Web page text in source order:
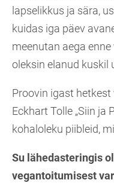
lapselikkus ja sära,
kuidas iga päev
meenutan aega
oleksin elanud kuskil
Proovin igast
Eckhart Tolle „Siin ja
kohaloleku piibleid,
Su lähedasteringis
vegantoitumisest